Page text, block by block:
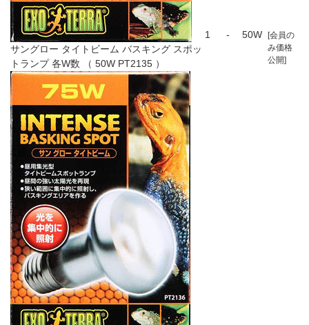
サングロー タイトビーム バスキング スポッ
トランプ 各W数 （ 50W PT2135 ）
1 - 50W
[会員の
み価格
公開]